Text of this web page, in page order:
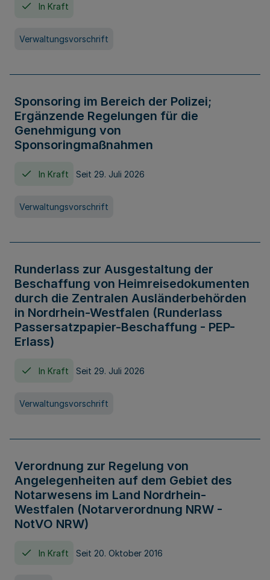
In Kraft
Verwaltungsvorschrift
Sponsoring im Bereich der Polizei;
Ergänzende Regelungen für die
Genehmigung von
Sponsoringmaßnahmen
In Kraft Seit 29. Juli 2026
Verwaltungsvorschrift
Runderlass zur Ausgestaltung der
Beschaffung von Heimreisedokumenten
durch die Zentralen Ausländerbehörden
in Nordrhein-Westfalen (Runderlass
Passersatzpapier-Beschaffung - PEP-
Erlass)
In Kraft Seit 29. Juli 2026
Verwaltungsvorschrift
Verordnung zur Regelung von
Angelegenheiten auf dem Gebiet des
Notarwesens im Land Nordrhein-
Westfalen (Notarverordnung NRW -
NotVO NRW)
In Kraft Seit 20. Oktober 2016